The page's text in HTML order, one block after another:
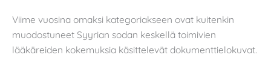
Viime vuosina omaksi kategoriakseen ovat kuitenkin
muodostuneet Syyrian sodan keskellä toimivien
lääkäreiden kokemuksia käsittelevät dokumenttielokuvat.